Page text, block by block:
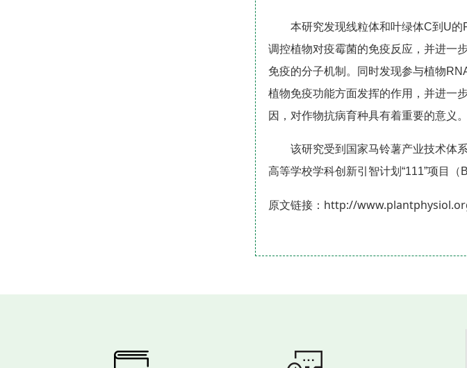
本研究发现线粒体和叶绿体C到U
调控植物对疫霉菌的免疫反应，并进一
免疫的分子机制。同时发现参与植物
植物免疫功能方面发挥的作用，并进一
因，对作物抗病育种具有着重要的意义。
该研究受到国家马铃薯产业技术体
高等学校学科创新引智计划“111”项目（
原文链接： http://